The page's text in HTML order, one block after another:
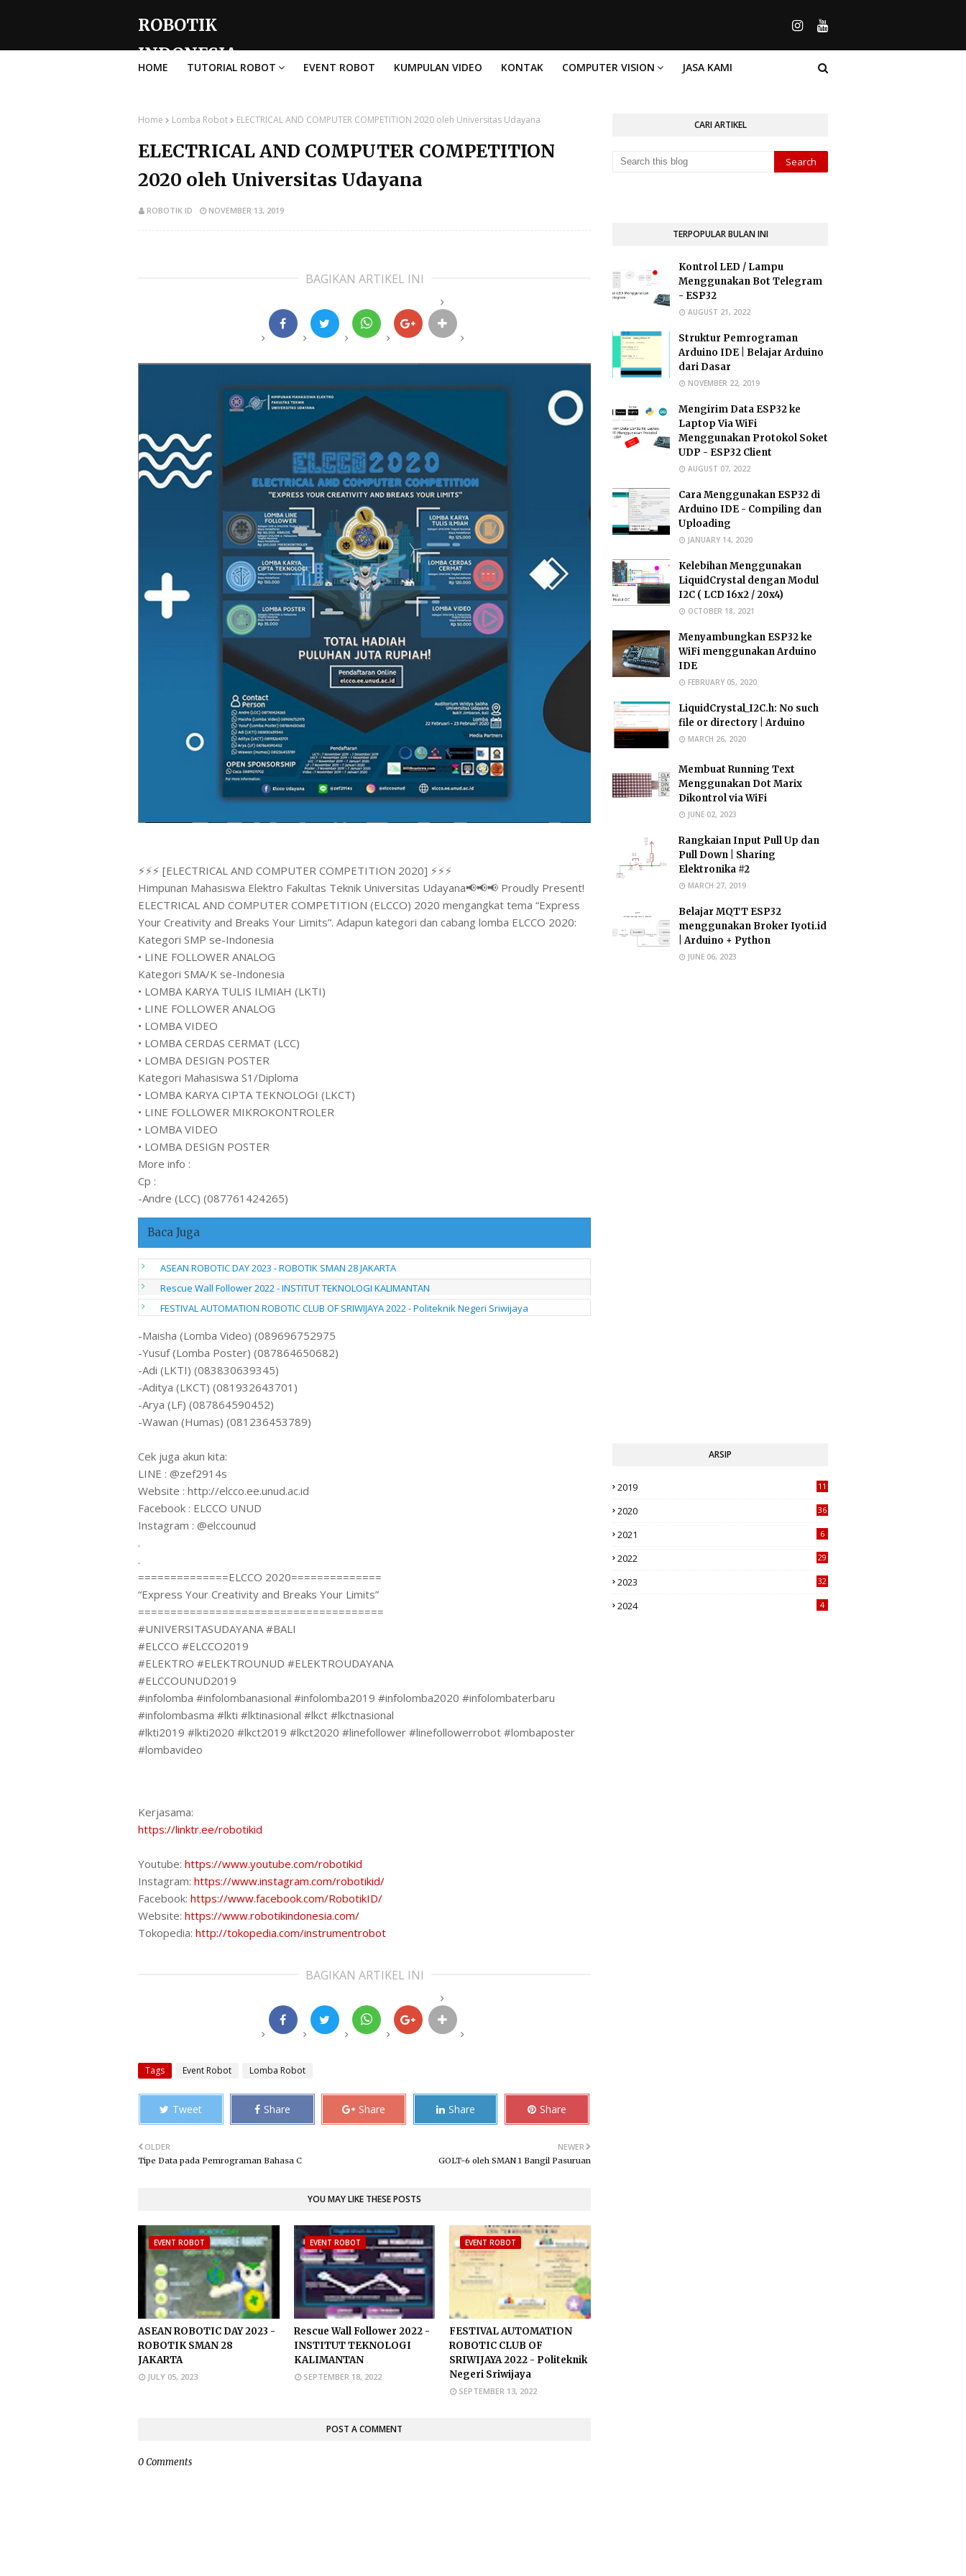
ROBOTIK
INDONESIA
HOME TUTORIAL ROBOT EVENT ROBOT KUMPULAN VIDEO KONTAK COMPUTER VISION JASA KAMI
Home Lomba Robot ELECTRICAL AND COMPUTER COMPETITION 2020 oleh Universitas Udayana
ELECTRICAL AND COMPUTER COMPETITION
2020 oleh Universitas Udayana
ROBOTIK ID NOVEMBER 13, 2019
BAGIKAN ARTIKEL INI
⚡️⚡️⚡️ [ELECTRICAL AND COMPUTER COMPETITION 2020] ⚡️⚡️⚡️
Himpunan Mahasiswa Elektro Fakultas Teknik Universitas Udayana📢📢📢 Proudly Present!
ELECTRICAL AND COMPUTER COMPETITION (ELCCO) 2020 mengangkat tema “Express
Your Creativity and Breaks Your Limits”. Adapun kategori dan cabang lomba ELCCO 2020:
Kategori SMP se-Indonesia
• LINE FOLLOWER ANALOG
Kategori SMA/K se-Indonesia
• LOMBA KARYA TULIS ILMIAH (LKTI)
• LINE FOLLOWER ANALOG
• LOMBA VIDEO
• LOMBA CERDAS CERMAT (LCC)
• LOMBA DESIGN POSTER
Kategori Mahasiswa S1/Diploma
• LOMBA KARYA CIPTA TEKNOLOGI (LKCT)
• LINE FOLLOWER MIKROKONTROLER
• LOMBA VIDEO
• LOMBA DESIGN POSTER
More info :
Cp :
-Andre (LCC) (087761424265)
Baca Juga
ASEAN ROBOTIC DAY 2023 - ROBOTIK SMAN 28 JAKARTA
Rescue Wall Follower 2022 - INSTITUT TEKNOLOGI KALIMANTAN
FESTIVAL AUTOMATION ROBOTIC CLUB OF SRIWIJAYA 2022 - Politeknik Negeri Sriwijaya
-Maisha (Lomba Video) (089696752975
-Yusuf (Lomba Poster) (087864650682)
-Adi (LKTI) (083830639345)
-Aditya (LKCT) (081932643701)
-Arya (LF) (087864590452)
-Wawan (Humas) (081236453789)
Cek juga akun kita:
LINE : @zef2914s
Website : http://elcco.ee.unud.ac.id
Facebook : ELCCO UNUD
Instagram : @elccounud
.
.
==============ELCCO 2020==============
“Express Your Creativity and Breaks Your Limits”
======================================
#UNIVERSITASUDAYANA #BALI
#ELCCO #ELCCO2019
#ELEKTRO #ELEKTROUNUD #ELEKTROUDAYANA
#ELCCOUNUD2019
#infolomba #infolombanasional #infolomba2019 #infolomba2020 #infolombaterbaru
#infolombasma #lkti #lktinasional #lkct #lkctnasional
#lkti2019 #lkti2020 #lkct2019 #lkct2020 #linefollower #linefollowerrobot #lombaposter
#lombavideo
Kerjasama:
https://linktr.ee/robotikid
Youtube: https://www.youtube.com/robotikid
Instagram: https://www.instagram.com/robotikid/
Facebook: https://www.facebook.com/RobotikID/
Website: https://www.robotikindonesia.com/
Tokopedia: http://tokopedia.com/instrumentrobot
BAGIKAN ARTIKEL INI
Tags Event Robot Lomba Robot
Tweet Share Share Share Share
NEWER
GOLT-6 oleh SMAN 1 Bangil Pasuruan
OLDER
Tipe Data pada Pemrograman Bahasa C
YOU MAY LIKE THESE POSTS
EVENT ROBOT
ASEAN ROBOTIC DAY 2023 -
ROBOTIK SMAN 28
JAKARTA
JULY 05, 2023
EVENT ROBOT
Rescue Wall Follower 2022 -
INSTITUT TEKNOLOGI
KALIMANTAN
SEPTEMBER 18, 2022
EVENT ROBOT
FESTIVAL AUTOMATION
ROBOTIC CLUB OF
SRIWIJAYA 2022 - Politeknik
Negeri Sriwijaya
SEPTEMBER 13, 2022
POST A COMMENT
0 Comments
CARI ARTIKEL
TERPOPULAR BULAN INI
Kontrol LED / Lampu
Menggunakan Bot Telegram
- ESP32
AUGUST 21, 2022
Struktur Pemrograman
Arduino IDE | Belajar Arduino
dari Dasar
NOVEMBER 22, 2019
Mengirim Data ESP32 ke
Laptop Via WiFi
Menggunakan Protokol Soket
UDP - ESP32 Client
AUGUST 07, 2022
Cara Menggunakan ESP32 di
Arduino IDE - Compiling dan
Uploading
JANUARY 14, 2020
Kelebihan Menggunakan
LiquidCrystal dengan Modul
I2C ( LCD 16x2 / 20x4)
OCTOBER 18, 2021
Menyambungkan ESP32 ke
WiFi menggunakan Arduino
IDE
FEBRUARY 05, 2020
LiquidCrystal_I2C.h: No such
file or directory | Arduino
MARCH 26, 2020
Membuat Running Text
Menggunakan Dot Marix
Dikontrol via WiFi
JUNE 02, 2023
Rangkaian Input Pull Up dan
Pull Down | Sharing
Elektronika #2
MARCH 27, 2019
Belajar MQTT ESP32
menggunakan Broker Iyoti.id
| Arduino + Python
JUNE 06, 2023
ARSIP
2019
11
2020 36
2021 6
2022 29
2023 32
2024 4